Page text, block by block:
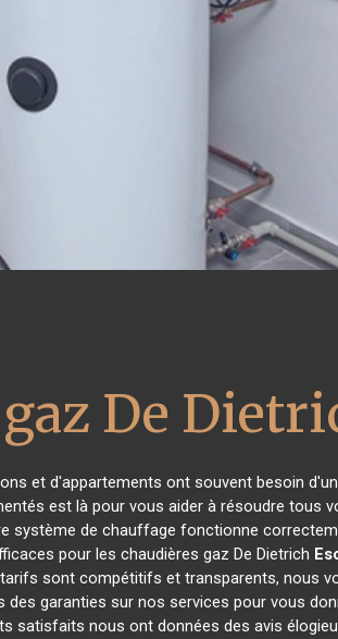
De
et d'appartements ont souvent besoin
est là pour vous aider à résoudre tous
système de chauffage fonctionne
pour les chaudières gaz De Dietrich
sont compétitifs et transparents, nous
garanties sur nos services pour vous
satisfaits nous ont données des avis